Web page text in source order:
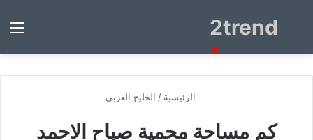
2trendبحث
الرئيسية / الخليج العربي
كم مساحة محمية صباح الاحمد
×